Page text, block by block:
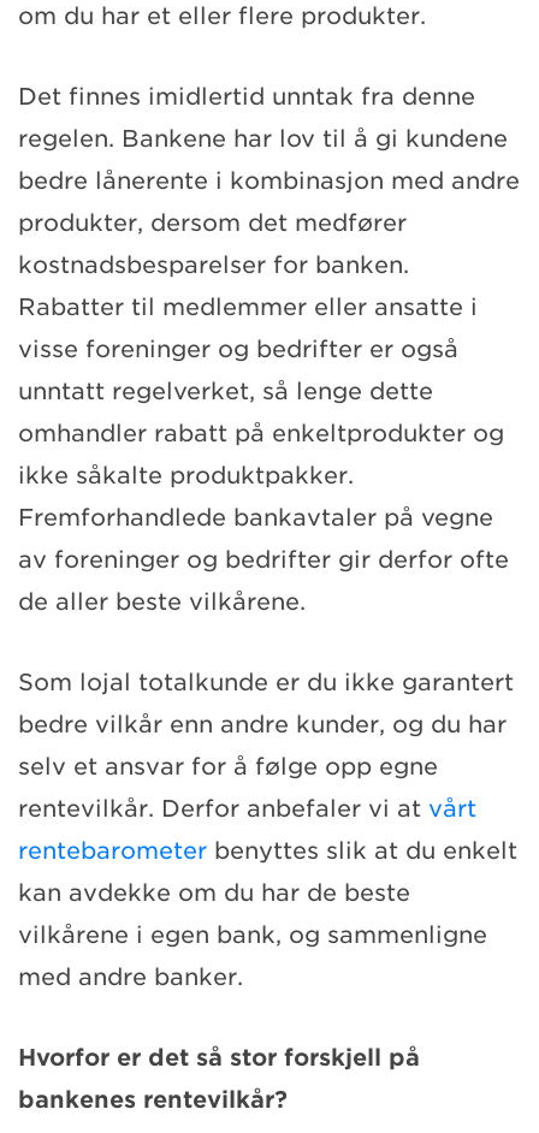
om du har et eller flere produkter.
Det finnes imidlertid unntak fra denne
regelen. Bankene har lov til å gi kundene
bedre lånerente i kombinasjon med andre
produkter, dersom det medfører
kostnadsbesparelser for banken.
Rabatter til medlemmer eller ansatte i
visse foreninger og bedrifter er også
unntatt regelverket, så lenge dette
omhandler rabatt på enkeltprodukter og
ikke såkalte produktpakker.
Fremforhandlede bankavtaler på vegne
av foreninger og bedrifter gir derfor ofte
de aller beste vilkårene.
Som lojal totalkunde er du ikke garantert
bedre vilkår enn andre kunder, og du har
selv et ansvar for å følge opp egne
rentevilkår. Derfor anbefaler vi at vårt
rentebarometer benyttes slik at du enkelt
kan avdekke om du har de beste
vilkårene i egen bank, og sammenligne
med andre banker.
Hvorfor er det så stor forskjell på
bankenes rentevilkår?